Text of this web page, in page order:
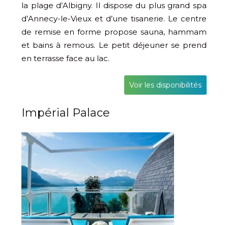
la plage d’Albigny. Il dispose du plus grand spa
d’Annecy-le-Vieux et d’une tisanerie. Le centre
de remise en forme propose sauna, hammam
et bains à remous. Le petit déjeuner se prend
en terrasse face au lac.
Voir les disponibilités
Impérial Palace